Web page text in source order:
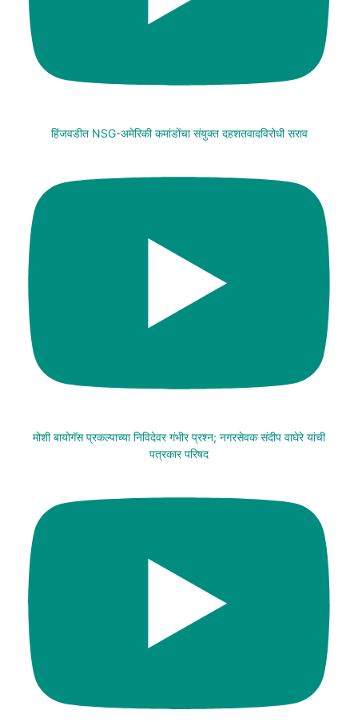
हिंजवडीत NSG-अमेरिकी कमांडोंचा संयुक्त दहशतवादविरोधी सराव
मोशी बायोगॅस प्रकल्पाच्या निविदेवर गंभीर प्रश्न; नगरसेवक संदीप वाघेरे यांची
पत्रकार परिषद